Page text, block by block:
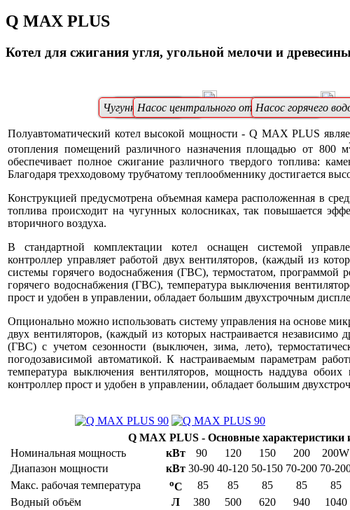
Q MAX PLUS
Котел для сжигания угля, угольной мелочи и
Вентилятор
Чугунные колосники
Насос центрального отопления (ЦО)
Насос горячего
Полуавтоматический котел высокой мощности - Q MAX PLUS
отопления помещений различного назначения площадью от 800 м
обеспечивает полное сжигание различного твердого топлива:
Благодаря трехходовому трубчатому теплообменнику достигается
Конструкцией предусмотрена объемная камера расположенная в
топлива происходит на чугунных колосниках, так повышается
вторичного воздуха.
В стандартной комплектации котел оснащен системой
контроллер управляет работой двух вентиляторов, (каждый из
системы горячего водоснабжения (ГВС), термостатом, программой
горячего водоснабжения (ГВС), температура выключения
прост и удобен в управлении, обладает большим двухстрочным
Опционально можно использовать систему управления на основе
двух вентиляторов, (каждый из которых настраивается
(ГВС) с учетом сезонности (выключен, зима, лето),
погодозависимой автоматикой. К настраиваемым параметрам
температура выключения вентиляторов, мощность наддува
контроллер прост и удобен в управлении, обладает большим
Q MAX PLUS - Основные характеристики
Номинальная мощность
кВт 90 120 150 200 200W
Диапазон мощности
кВт 30-90 40-120 50-150 70-200 70-
Макс. рабочая температура
oC 85 85 85 85 85
Водный объём
Л 380 500 620 940 1040